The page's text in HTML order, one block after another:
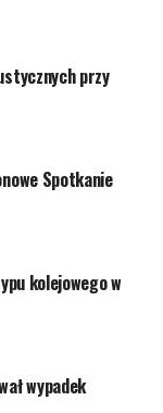
13:45 /
/ 14:00 /
11:00 /
Wolin –
przy
Spotkanie
kolejowego w
wypadek